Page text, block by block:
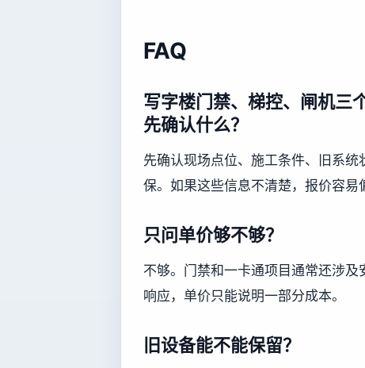
FAQ
写字楼门禁、梯控、闸机三
先确认什么？
先确认现场点位、施工条件、旧系
保。如果这些信息不清楚，报价容易
只问单价够不够？
不够。门禁和一卡通项目通常还涉
响应，单价只能说明一部分成本。
旧设备能不能保留？